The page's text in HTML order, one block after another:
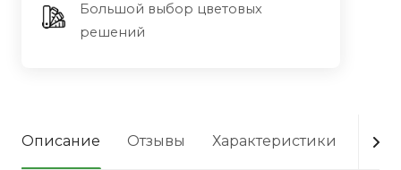
Большой выбор цветовых
решений
Описание Отзывы Характеристики